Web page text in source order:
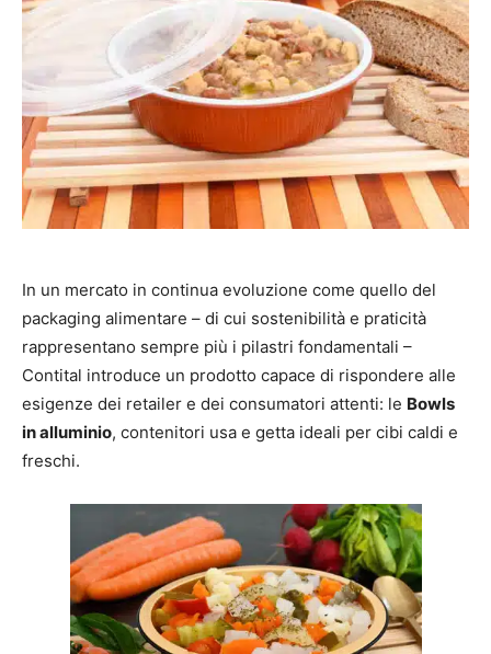
In un mercato in continua evoluzione come quello del
packaging alimentare – di cui sostenibilità e praticità
rappresentano sempre più i pilastri fondamentali –
Contital introduce un prodotto capace di rispondere alle
esigenze dei retailer e dei consumatori attenti: le Bowls
in alluminio, contenitori usa e getta ideali per cibi caldi e
freschi.